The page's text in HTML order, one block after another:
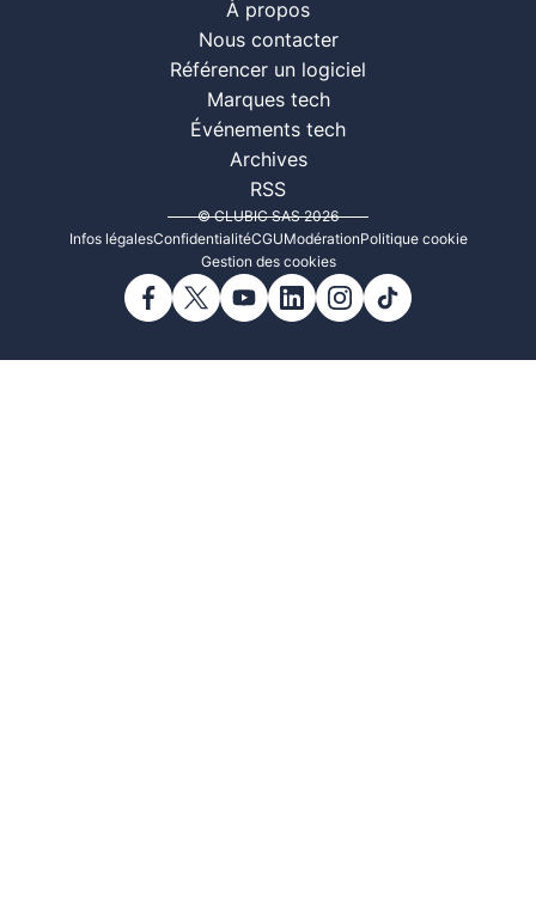
À propos
Nous contacter
Référencer un logiciel
Marques tech
Événements tech
Archives
RSS
© CLUBIC SAS 2026
Infos légalesConfidentialitéCGUModérationPolitique cookie
Gestion des cookies